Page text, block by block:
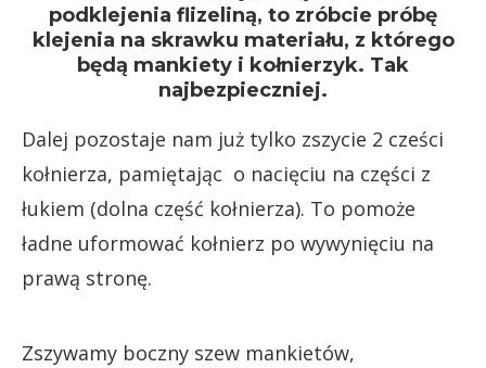
podklejenia flizeliną, to zróbcie próbę
klejenia na skrawku materiału, z którego
będą mankiety i kołnierzyk. Tak
najbezpieczniej.
Dalej pozostaje nam już tylko zszycie 2 cześci
kołnierza, pamiętając o nacięciu na części z
łukiem (dolna część kołnierza). To pomoże
ładne uformować kołnierz po wywynięciu na
prawą stronę.
Zszywamy boczny szew mankietów,